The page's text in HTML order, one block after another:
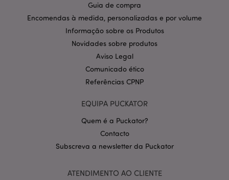
Guia de compra
Encomendas à medida, personalizadas e por volume
Informação sobre os Produtos
Novidades sobre produtos
Aviso Legal
Comunicado ético
Referências CPNP
EQUIPA PUCKATOR
Quem é a Puckator?
Contacto
Subscreva a newsletter da Puckator
ATENDIMENTO AO CLIENTE
CookieScriptConsent
mage-cache-storage-section-